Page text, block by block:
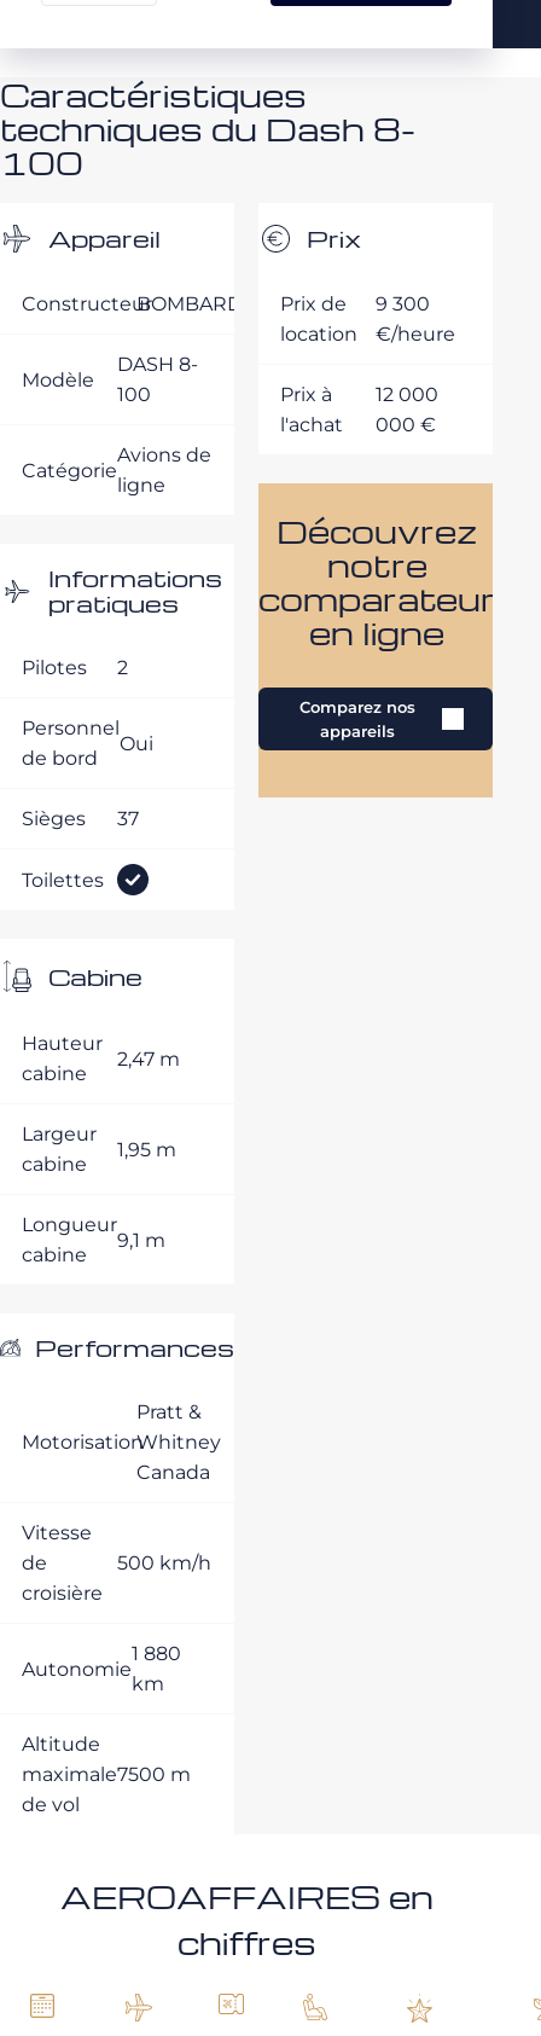
Caractéristiques
techniques du Dash 8-
100
Appareil
ConstructeurBOMBARDIER
Modèle
DASH 8-
100
Catégorie
Avions de
ligne
Informations
pratiques
Pilotes 2
Personnel
de bord
Oui
Sièges 37
Toilettes
Cabine
Hauteur
cabine
2,47 m
Largeur
cabine
1,95 m
Longueur
cabine
9,1 m
Performances
Motorisation
Pratt &
Whitney
Canada
Vitesse
de
croisière
500 km/h
Autonomie
1 880
km
Altitude
maximale
de vol
7500 m
Prix
Prix de
location
9 300
€/heure
Prix à
l'achat
12 000
000 €
Découvrez
notre
comparateur
en ligne
Comparez nos
appareils
AEROAFFAIRES en
chiffres